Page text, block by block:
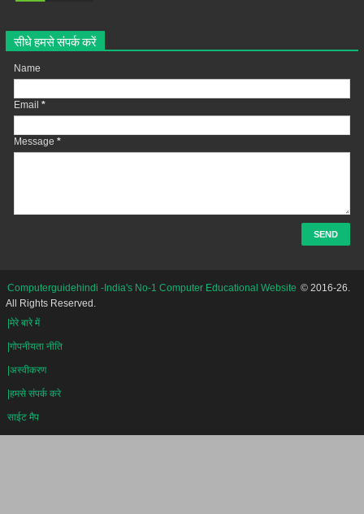
सीधे हमसे संपर्क करें
Name
Email *
Message *
Computerguidehindi -India's No-1 Computer Educational Website © 2016-26.
All Rights Reserved.
|मेरे बारे में
|गोपनीयता नीति
|अस्वीकरण
|हमसे संपर्क करे
साईट मैप